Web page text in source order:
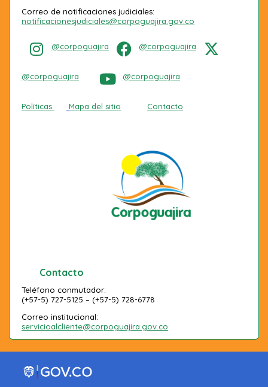
Correo de notificaciones judiciales:
notificacionesjudiciales@corpoguajira.gov.co
@corpoguajira @corpoguajira
@corpoguajira @corpoguajira
Políticas Mapa del sitio Contacto
Contacto
Teléfono conmutador:
(+57-5) 727-5125 – (+57-5) 728-6778
Correo institucional:
servicioalcliente@corpoguajira.gov.co